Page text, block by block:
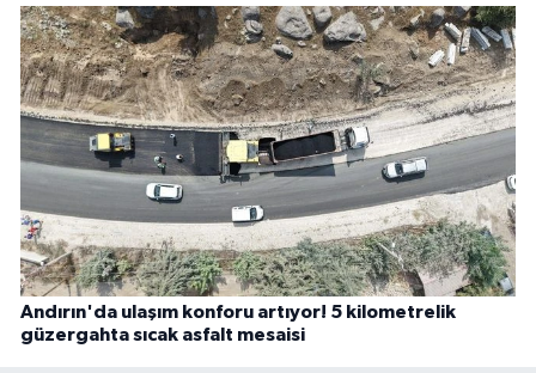
Andırın'da ulaşım konforu artıyor! 5 kilometrelik
güzergahta sıcak asfalt mesaisi